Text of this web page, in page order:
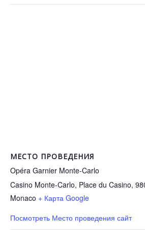
МЕСТО ПРОВЕДЕНИЯ
Opéra Garnier Monte-Carlo
Casino Monte-Carlo, Place du Casino,
Monaco + Карта Google
Посмотреть Место проведения сайт